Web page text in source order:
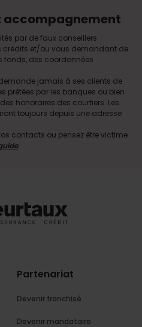
accompagnement
par de faux conseillers
crédits et/ou vous demandant de
fonds, des coordonnées
jamais à ses clients de
prêtées par les banques ou bien
honoraires des courtiers. Les
toujours depuis une adresse
contacts ou pensez être victime
.
Partenariat
Devenir franchisé
Devenir mandataire